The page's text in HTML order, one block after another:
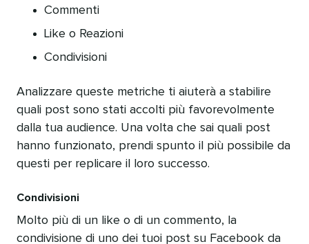
Commenti
Like o Reazioni
Condivisioni
Analizzare queste metriche ti aiuterà a stabilire
quali post sono stati accolti più favorevolmente
dalla tua audience. Una volta che sai quali post
hanno funzionato, prendi spunto il più possibile da
questi per replicare il loro successo.
Condivisioni
Molto più di un like o di un commento, la
condivisione di uno dei tuoi post su Facebook da